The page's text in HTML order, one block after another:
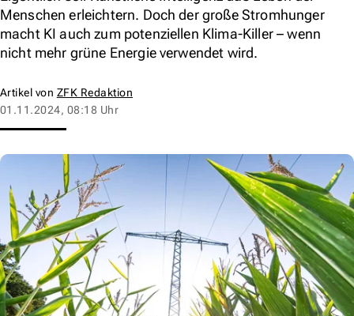
Menschen erleichtern. Doch der große Stromhunger
macht KI auch zum potenziellen Klima-Killer – wenn
nicht mehr grüne Energie verwendet wird.
Artikel von ZFK Redaktion
01.11.2024, 08:18 Uhr